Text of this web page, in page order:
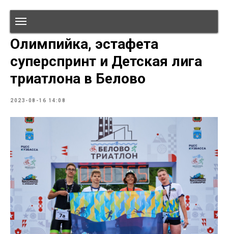
Олимпийка, эстафета
суперспринт и Детская лига
триатлона в Белово
2023-08-16 14:08